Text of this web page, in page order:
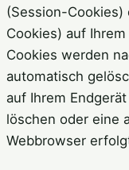
(Session-Cookies)
Cookies) auf
Cookies werden
automatisch
auf Ihrem
löschen oder eine
Webbrowser